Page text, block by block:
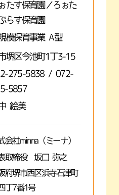
たす保育園／ろぉた
らす保育園
模保育事業 A型
堺区今池町1丁3-15
275-5838 / 072-
5857
絵美
会社minna（ミーナ）
取締役 坂口 弥之
府堺市西区浜寺石津町
丁7番1号